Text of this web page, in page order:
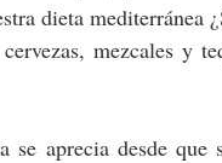
dieta mediterránea
mezcales y
se aprecia desde